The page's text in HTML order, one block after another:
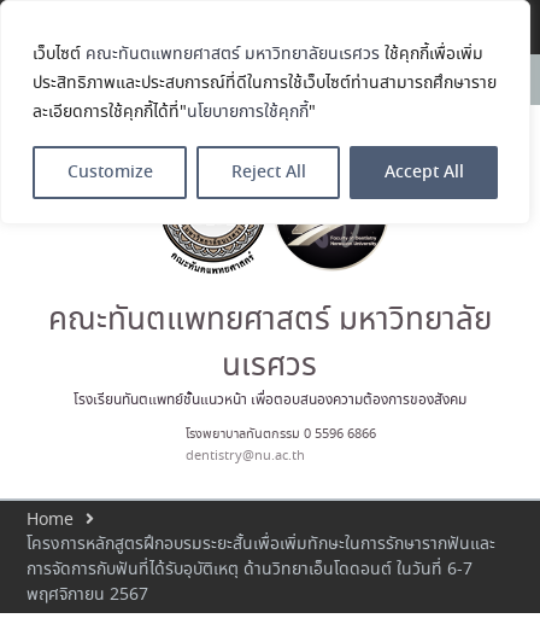
เว็บไซต์ คณะทันตแพทยศาสตร์ มหาวิทยาลัยนเรศวร ใช้คุกกี้เพื่อเพิ่ม
ประสิทธิภาพและประสบการณ์ที่ดีในการใช้เว็บไซต์ท่านสามารถศึกษาราย
ละเอียดการใช้คุกกี้ได้ที่"นโยบายการใช้คุกกี้"
Customize Reject All Accept All
News:
คณะทันตแพทยศาสตร์
มหาวิทยาลัยนเรศวร ร่วมออกบูธ
ประชาสัมพันธ์ หลักสูตรทันตแพทย
ประกาศนียบัตรผู้ช่วยทันตแพทย์
ในโครงการ Open House 2026
ตน ค้นหาตัวเอง
ประกาศคณะทันตแพทยศาสตร์
มหาวิทยาลัยนเรศวร เรื่อง ผู้ผ่าน
การสอบแข่งขันเข้าเป็นพนักงาน
ราชการ (เงินรายได้) ตำแหน่ง ผู้
ประมวลภาพบรรยากาศกิจกรรม
Dent Connect Board Game
2569 ณ คณะทันแพทยศาสตร์
คณะทันตแพทยศาสตร์ มหาวิทยาลัย
นเรศวร
โรงเรียนทันตแพทย์ชั้นแนวหน้า เพื่อตอบสนองความต้องการของสังคม
โรงพยาบาลทันตกรรม 0 5596 6866
dentistry@nu.ac.th
Home
โครงการหลักสูตรฝึกอบรมระยะสั้นเพื่อเพิ่มทักษะในการรักษารากฟันและ
การจัดการกับฟันที่ได้รับอุบัติเหตุ ด้านวิทยาเอ็นโดดอนต์ ในวันที่ 6-7
พฤศจิกายน 2567